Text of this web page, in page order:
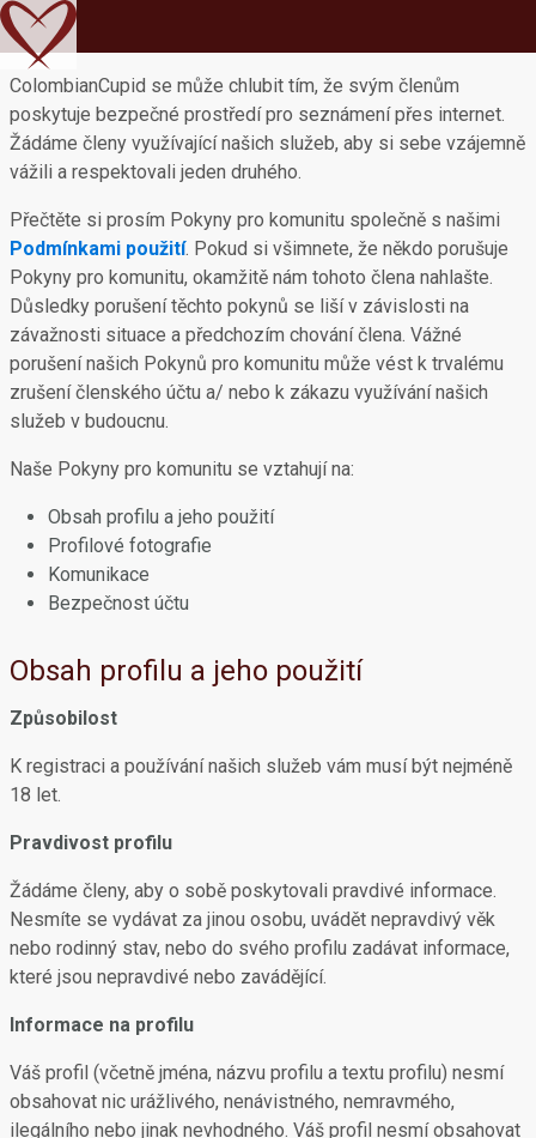
ColombianCupid se může chlubit tím, že svým členům
poskytuje bezpečné prostředí pro seznámení přes internet.
Žádáme členy využívající našich služeb, aby si sebe vzájemně
vážili a respektovali jeden druhého.
Přečtěte si prosím Pokyny pro komunitu společně s našimi
Podmínkami použití. Pokud si všimnete, že někdo porušuje
Pokyny pro komunitu, okamžitě nám tohoto člena nahlašte.
Důsledky porušení těchto pokynů se liší v závislosti na
závažnosti situace a předchozím chování člena. Vážné
porušení našich Pokynů pro komunitu může vést k trvalému
zrušení členského účtu a/ nebo k zákazu využívání našich
služeb v budoucnu.
Naše Pokyny pro komunitu se vztahují na:
Obsah profilu a jeho použití
Profilové fotografie
Komunikace
Bezpečnost účtu
Obsah profilu a jeho použití
Způsobilost
K registraci a používání našich služeb vám musí být nejméně
18 let.
Pravdivost profilu
Žádáme členy, aby o sobě poskytovali pravdivé informace.
Nesmíte se vydávat za jinou osobu, uvádět nepravdivý věk
nebo rodinný stav, nebo do svého profilu zadávat informace,
které jsou nepravdivé nebo zavádějící.
Informace na profilu
Váš profil (včetně jména, názvu profilu a textu profilu) nesmí
obsahovat nic urážlivého, nenávistného, nemravmého,
ilegálního nebo jinak nevhodného. Váš profil nesmí obsahovat